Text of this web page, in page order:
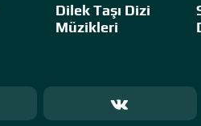
Dilek Taşı Dizi
Müzikleri